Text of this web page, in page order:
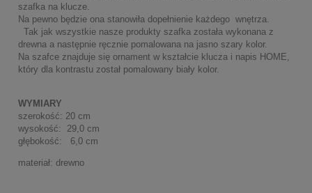
szafka na klucze.
Na pewno będzie ona stanowiła dopełnienie każdego wnętrza.
Tak jak wszystkie nasze produkty szafka została wykonana z
drewna a następnie ręcznie pomalowana na jasno szary kolor.
Na szafce znajduje się ornament w kształcie klucza i napis HOME,
który dla kontrastu został pomalowany biały kolor.
WYMIARY
szerokość: 20 cm
wysokość: 29,0 cm
głębokość: 6,0 cm
materiał: drewno